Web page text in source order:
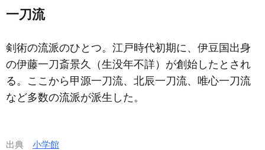
一刀流
剣術の流派のひとつ。江戸時代初期に、伊豆国出身
の伊藤一刀斎景久（生没年不詳）が創始したとされ
る。ここから甲源一刀流、北辰一刀流、唯心一刀流
など多数の流派が派生した。
出典 小学館